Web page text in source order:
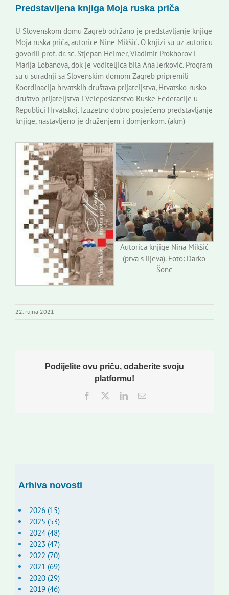
Korisne informacije
Predstavljena knjiga Moja ruska priča
U Slovenskom domu Zagreb održano je predstavljanje knjige
Moja ruska priča, autorice Nine Mikšić. O knjizi su uz autoricu
govorili prof. dr. sc. Stjepan Heimer, Vladimir Prokhorov i
Marija Lobanova, dok je voditeljica bila Ana Jerković. Program
su u suradnji sa Slovenskim domom Zagreb pripremili
Koordinacija hrvatskih društava prijateljstva, Hrvatsko-rusko
društvo prijateljstva i Veleposlanstvo Ruske Federacije u
Republici Hrvatskoj. Izuzetno dobro posjećeno predstavljanje
knjige, nastavljeno je druženjem i domjenkom. (akm)
Autorica knjige Nina Mikšić
(prva s lijeva). Foto: Darko
Šonc
22. rujna 2021
Podijelite ovu priču, odaberite svoju
platformu!
Facebook
TwitterLinkedInEmail:
Arhiva novosti
2026 (15)
2025 (53)
2024 (48)
2023 (47)
2022 (70)
2021 (69)
2020 (29)
2019 (46)